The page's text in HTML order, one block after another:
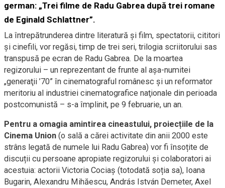
german: „Trei filme de Radu Gabrea după trei romane
de Eginald Schlattner”.
La întrepătrunderea dintre literatură și film, spectatorii, cititori
și cinefili, vor regăsi, timp de trei seri, trilogia scriitorului sas
transpusă pe ecran de Radu Gabrea. De la moartea
regizorului – un reprezentant de frunte al aşa-numitei
„generaţii ’70” în cinematograful românesc şi un reformator
meritoriu al industriei cinematografice naţionale din perioada
postcomunistă – s-a împlinit, pe 9 februarie, un an.
Pentru a omagia amintirea cineastului, proiecțiile de la
Cinema Union (o sală a cărei activitate din anii 2000 este
strâns legată de numele lui Radu Gabrea) vor fi însoțite de
discuții cu persoane apropiate regizorului și colaboratori ai
acestuia: actorii Victoria Cociaș (totodată soția sa), Ioana
Bugarin, Alexandru Mihăescu, András István Demeter, Axel